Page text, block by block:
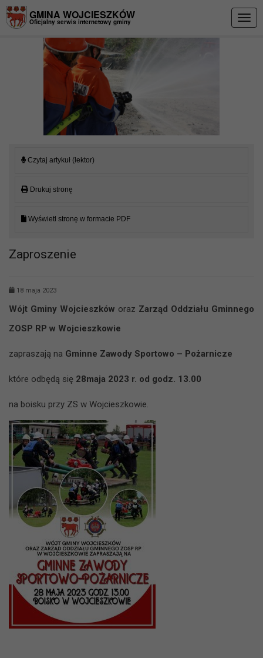
GMINA WOJCIESZKÓW
Oficjalny serwis internetowy gminy
Czytaj artykuł (lektor)
Drukuj stronę
Wyświetl stronę w formacie PDF
Zaproszenie
18 maja 2023
Wójt Gminy Wojcieszków oraz Zarząd Oddziału Gminnego
ZOSP RP w Wojcieszkowie
zapraszają na Gminne Zawody Sportowo – Pożarnicze
które odbędą się 28maja 2023 r. od godz. 13.00
na boisku przy ZS w Wojcieszkowie.